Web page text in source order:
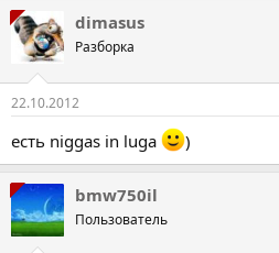
dimasus
Разборка
22.10.2012
есть niggas in luga )
bmw750il
Пользователь